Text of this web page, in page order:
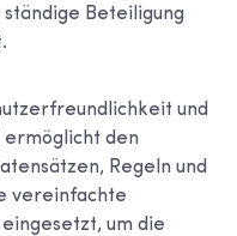
Beteiligung
und
ermöglicht den
Regeln und
vereinfachte
um die